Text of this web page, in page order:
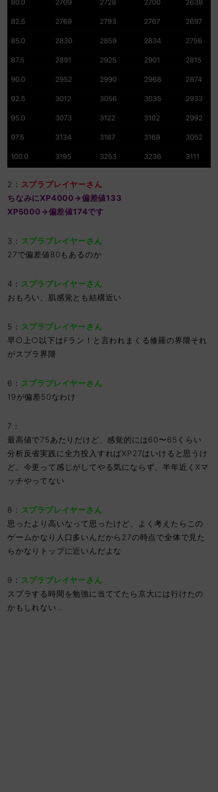
2： スプラプレイヤーさん
ちなみにXP4000→偏差値133
XP5000→偏差値174です
3： スプラプレイヤーさん
27で偏差値80もあるのか
4： スプラプレイヤーさん
おもろい、肌感覚とも結構近い
5： スプラプレイヤーさん
早○上○以下はFラン！と言われまくる修羅の界隈それ
がスプラ界隈
6： スプラプレイヤーさん
19が偏差50なわけ
7：
最高値で75あたりだけど、感覚的には60〜65くらい
分析反省実践に全力投入すればXP27はいけると思うけ
ど、今更って感じがしてやる気にならず、半年近くXマ
ッチやってない
8： スプラプレイヤーさん
思ったより高いなって思ったけど、よく考えたらこの
ゲームかなり人口多いんだから27の時点で全体で見た
らかなりトップに近いんだよな
9： スプラプレイヤーさん
スプラする時間を勉強に当ててたら京大には行けたの
かもしれない…